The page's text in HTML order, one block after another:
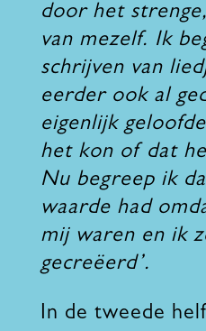
door het
van mezelf. Ik
schrijven van
eerder ook al
eigenlijk
het kon of dat
Nu begreep ik
waarde had
mij waren en ik
gecreëerd’.
In de tweede